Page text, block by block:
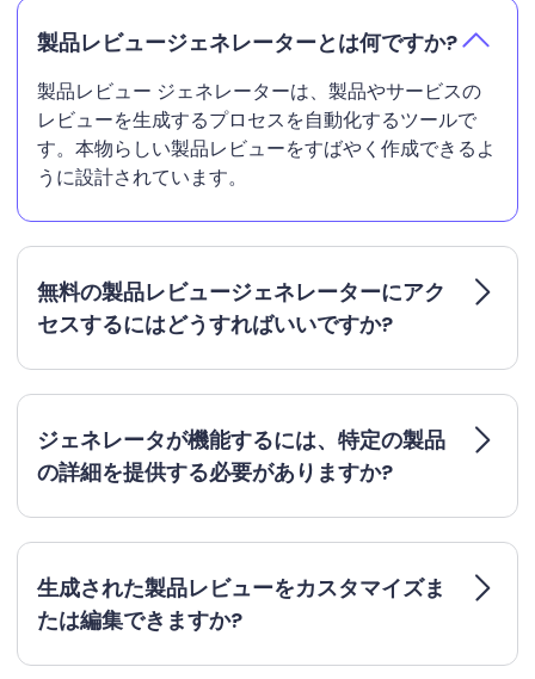
製品レビュージェネレーターとは何ですか?
製品レビュー ジェネレーターは、製品やサービスの
レビューを生成するプロセスを自動化するツールで
す。本物らしい製品レビューをすばやく作成できるよ
うに設計されています。
無料の製品レビュージェネレーターにアク
セスするにはどうすればいいですか?
ジェネレータが機能するには、特定の製品
の詳細を提供する必要がありますか?
生成された製品レビューをカスタマイズま
たは編集できますか?